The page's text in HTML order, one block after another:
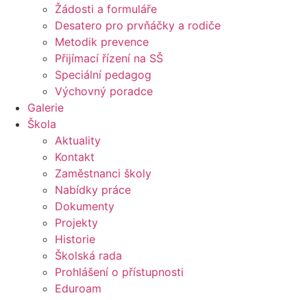
Žádosti a formuláře
Desatero pro prvňáčky a rodiče
Metodik prevence
Přijímací řízení na SŠ
Speciální pedagog
Výchovný poradce
Galerie
Škola
Aktuality
Kontakt
Zaměstnanci školy
Nabídky práce
Dokumenty
Projekty
Historie
Školská rada
Prohlášení o přístupnosti
Eduroam